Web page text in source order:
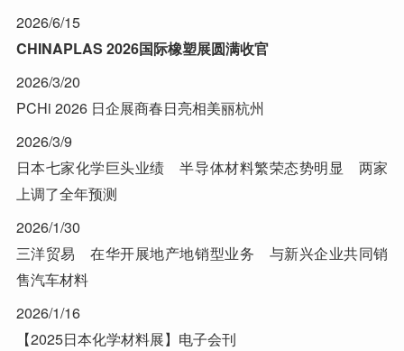
2026/6/15
CHINAPLAS 2026国际橡塑展圆满收官
2026/3/20
PCHi 2026 日企展商春日亮相美丽杭州
2026/3/9
日本七家化学巨头业绩 半导体材料繁荣态势明显 两家
上调了全年预测
2026/1/30
三洋贸易 在华开展地产地销型业务 与新兴企业共同销
售汽车材料
2026/1/16
【2025日本化学材料展】电子会刊